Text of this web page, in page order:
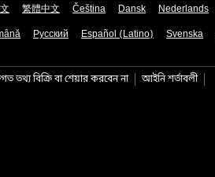
繁體中文 Čeština Dansk Nederlands
Русский Español (Latino) Svenska
তথ্য বিক্রি বা শেয়ার করবেন না আইনি শর্তাবলী